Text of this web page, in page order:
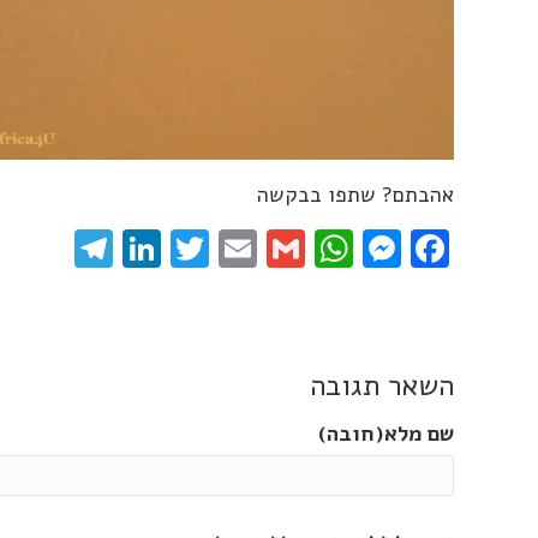
אהבתם? שתפו בבקשה
Facebook
Messenger
WhatsApp
Gmail
Email
Twitter
LinkedIn
השאר תגובה
שם מלא(חובה)